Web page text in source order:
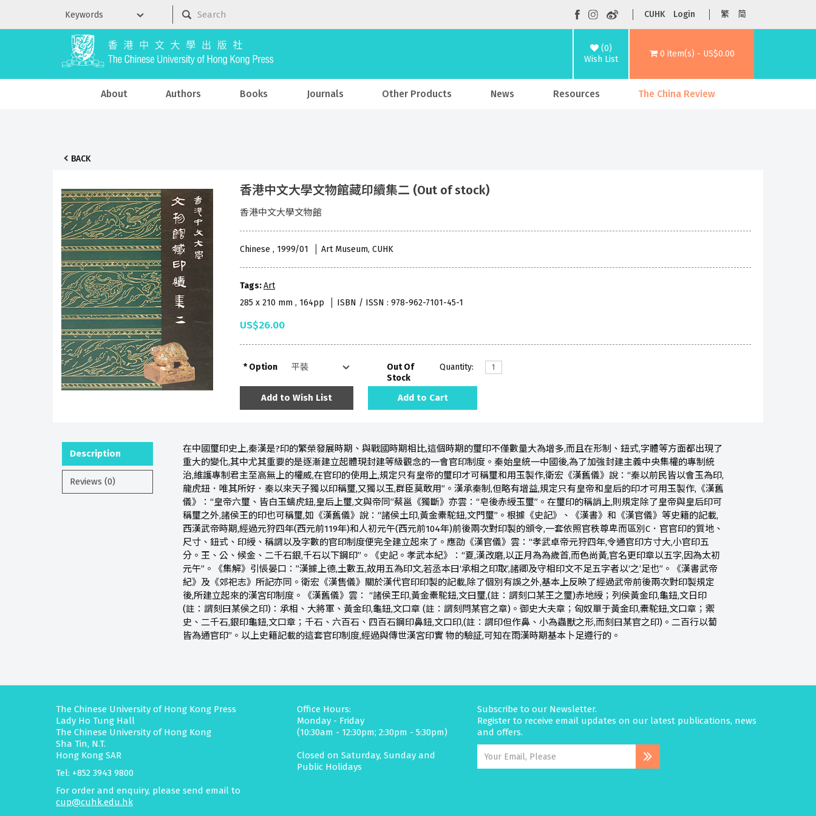
CUHK Login 繁 简
(0)
Wish List
0 item(s) - US$0.00
About Authors Books Journals Other Products News Resources The China Review
BACK
香港中文大學文物館藏印續集二 (Out of stock)
香港中文大學文物館
Chinese , 1999/01 Art Museum, CUHK
Tags:Art
285 x 210 mm , 164pp
ISBN / ISSN : 978-962-7101-45-1
US$26.00
Option
Out Of
Stock
Quantity:
Add to Wish List Add to Cart
Description
Reviews (0)
在中國璽印史上,秦漢是?印的繁榮發展時期、與戰國時期相比,這個時期的璽印不僅數量大為增多,而且在形制、鈕式,字體等方面都出現了
重大的變化,其中尤其重要的是逐漸建立起體現封建等級觀念的一會官印制度。秦始皇統一中國後,為了加強封建主義中央集權的專制統
治,維護專制君主至高無上的權威,在官印的使用上,規定只有皇帝的璽印才可稱璽和用玉製作,衛宏《漢舊儀》說：“秦以前民皆以會玉為印,
龍虎鈕．唯其所好．秦以來天子獨以印稱璽,又獨以玉,群臣莫敢用”。漢承秦制,但略有增益,規定只有皇帝和皇后的印才可用玉製作,《漢舊
儀》：“皇帝六璽、皆白玉螭虎鈕,皇后上璽,文與帝同”蔡邕《獨斷》亦雲：“皂後赤綬玉璽”。在璽印的稱誚上,則規定除了皇帝與皇后印可
稱璽之外,諸侯王的印也可稱璽,如《漢舊儀》說：“諸侯土印,黃金橐駝鈕,文門璽”。根據《史記》、《漢書》和《漢官儀》等史籍的記載,
西漢武帝時期,經過元狩四年(西元前119年)和人初元午(西元前104年)前後兩次對印製的頒令,一套依照官秩尊卑而區別C．官官印的質地、
尺寸、鈕式、印綬、稱謂以及字數的官印制度便完全建立起來了。應劭《漢官儀》雲：“孝武卓帝元狩四年,令通官印方寸大,小官印五
分。王、公、候金、二千石銀,千石以下鋼印”。《史記。孝武本紀》：“夏,漢改磨,以正月為為歲首,而色尚黃,官名更印章以五字,因為太初
元午”。《集解》引悵晏口：”漢據上德,土數五,故用五為印文,若丞本曰‘承相之印取’,諸卿及守相印文不足五字者以‘之’足也”。《漢書武帝
紀》及《郊祀志》所記亦同。衛宏《漢售儀》關於漢代官印印製的記載,除了個別有誤之外,基本上反映了經過武帝前後兩次對印製規定
後,所建立起來的漢宮印制度。《漢舊儀》雲： “諸侯王印,黃金橐駝鈕,文曰璽,(註：謂刻口某王之璽)赤地綬；列侯黃金印,龜鈕,文日印
(註：謂刻曰某侯之印)：承相、大將軍、黃金印,龜鈕,文口章 (註：謂刻閂某官之章)。御史大夫章；匈奴單于黃金印,橐駝鈕,文口章；禦
史、二千石,銀印龜鈕,文口章；千石、六百石、四百石鋼印鼻鈕,文口印,(註：謂印但作鼻、小為蟲獸之形,而刻曰某官之印)。二百行以蔔
皆為通官印”。以上史籍記載的這套官印制度,經過與傳世漢宮印實 物的驗証,可知在雨漢時期基本卜足遵行的。
The Chinese University of Hong Kong Press
Lady Ho Tung Hall
The Chinese University of Hong Kong
Sha Tin, N.T.
Hong Kong SAR
Tel: +852 3943 9800
For order and enquiry, please send email to
cup@cuhk.edu.hk
Office Hours:
Monday - Friday
(10:30am - 12:30pm; 2:30pm - 5:30pm)
Closed on Saturday, Sunday and
Public Holidays
Subscribe to our Newsletter.
Register to receive email updates on our latest publications, news
and offers.